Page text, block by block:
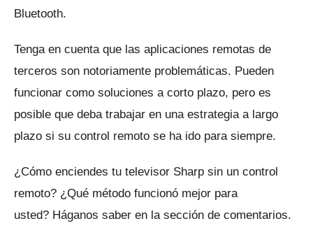
Bluetooth.
Tenga en cuenta que las aplicaciones remotas de
terceros son notoriamente problemáticas. Pueden
funcionar como soluciones a corto plazo, pero es
posible que deba trabajar en una estrategia a largo
plazo si su control remoto se ha ido para siempre.
¿Cómo enciendes tu televisor Sharp sin un control
remoto? ¿Qué método funcionó mejor para
usted? Háganos saber en la sección de comentarios.